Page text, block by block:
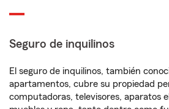
Seguro de inquilinos
El seguro de inquilinos, también
apartamentos, cubre su propiedad
computadoras, televisores, aparatos